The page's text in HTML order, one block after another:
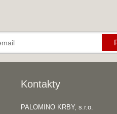
Kontakty
PALOMINO KRBY, s.r.o.